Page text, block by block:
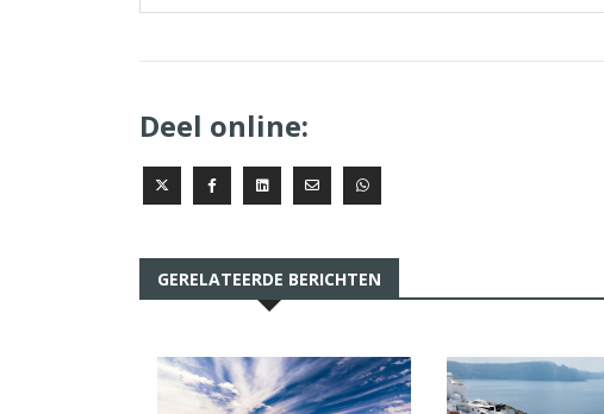
Deel online:
GERELATEERDE BERICHTEN